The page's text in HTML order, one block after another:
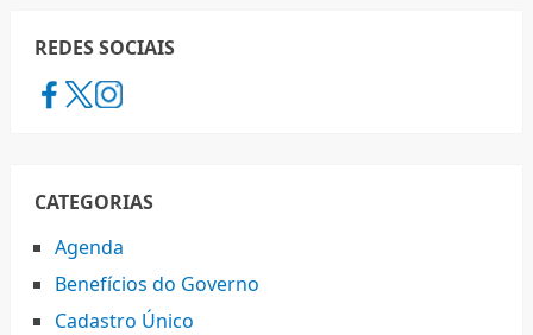
REDES SOCIAIS
CATEGORIAS
Agenda
Benefícios do Governo
Cadastro Único